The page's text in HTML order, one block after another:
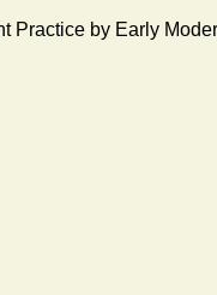
Practice by Early